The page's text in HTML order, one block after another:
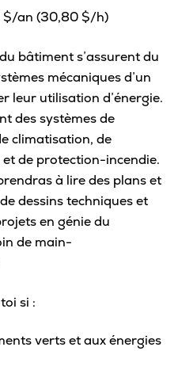
$/an (30,80 $/h)
bâtiment s’assurent du
mécaniques d’un
leur utilisation d’énergie.
des systèmes de
climatisation, de
de protection-incendie.
à lire des plans et
dessins techniques et
en génie du
de main-
si :
verts et aux énergies